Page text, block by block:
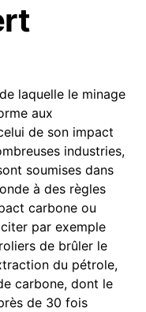
laquelle le minage
aux
de son impact
industries,
soumises dans
à des règles
carbone ou
par exemple
de brûler le
du pétrole,
carbone, dont le
de 30 fois